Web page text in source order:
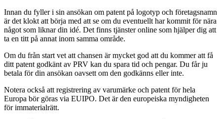
Innan du fyller i sin ansökan om patent på logotyp och företagsnamn
är det klokt att börja med att se om du eventuellt har kommit för nära
något som liknar din idé. Det finns tjänster online som hjälper dig att
ta en titt på annat inom samma område.
Om du från start vet att chansen är mycket god att du kommer att få
ditt patent godkänt av PRV kan du spara tid och pengar. Du får ju
betala för din ansökan oavsett om den godkänns eller inte.
Notera också att registrering av varumärke och patent för hela
Europa bör göras via EUIPO. Det är den europeiska myndigheten
för immaterialrätt.